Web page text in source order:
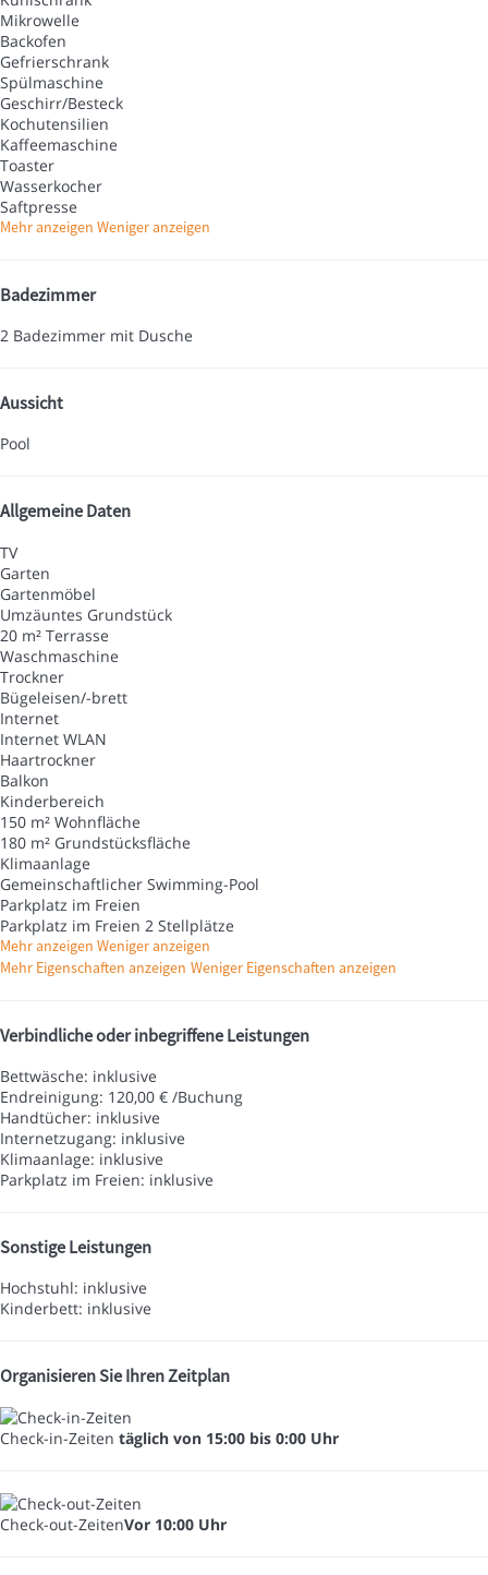
Mikrowelle
Backofen
Gefrierschrank
Spülmaschine
Geschirr/Besteck
Kochutensilien
Kaffeemaschine
Toaster
Wasserkocher
Saftpresse
Mehr anzeigen Weniger anzeigen
Badezimmer
2 Badezimmer mit Dusche
Aussicht
Pool
Allgemeine Daten
TV
Garten
Gartenmöbel
Umzäuntes Grundstück
20 m² Terrasse
Waschmaschine
Trockner
Bügeleisen/-brett
Internet
Internet WLAN
Haartrockner
Balkon
Kinderbereich
150 m² Wohnfläche
180 m² Grundstücksfläche
Klimaanlage
Gemeinschaftlicher Swimming-Pool
Parkplatz im Freien
Parkplatz im Freien 2 Stellplätze
Mehr anzeigen Weniger anzeigen
Mehr Eigenschaften anzeigen Weniger Eigenschaften anzeigen
Verbindliche oder inbegriffene Leistungen
Bettwäsche: inklusive
Endreinigung: 120,00 € /Buchung
Handtücher: inklusive
Internetzugang: inklusive
Klimaanlage: inklusive
Parkplatz im Freien: inklusive
Sonstige Leistungen
Hochstuhl: inklusive
Kinderbett: inklusive
Organisieren Sie Ihren Zeitplan
Check-in-Zeiten täglich von 15:00 bis 0:00 Uhr
Check-out-ZeitenVor 10:00 Uhr